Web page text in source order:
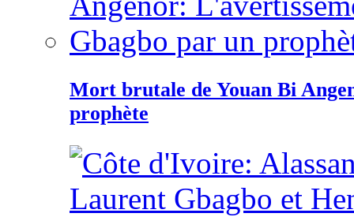
Mort brutale de Youan Bi
prophète